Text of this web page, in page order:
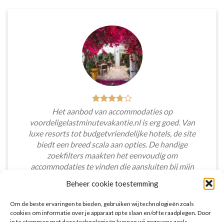
Beheer cookie toestemming
Om de beste ervaringen te bieden, gebruiken wij technologieën zoals
cookies om informatie over je apparaat op te slaan en/of te raadplegen. Door
Het aanbod van accommodaties op
voordeligelastminutevakantie.nl is erg goed. Van
luxe resorts tot budgetvriendelijke hotels, de site
biedt een breed scala aan opties. De handige
zoekfilters maakten het eenvoudig om
accommodaties te vinden die aansluiten bij mijn